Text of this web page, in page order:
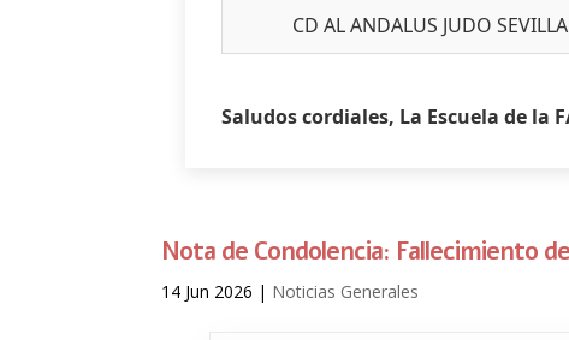
CD AL ANDALUS JUDO SEVILLA
Saludos cordiales, La Escuela de la
Nota de Condolencia: Fallecimiento
14 Jun 2026 | Noticias Generales